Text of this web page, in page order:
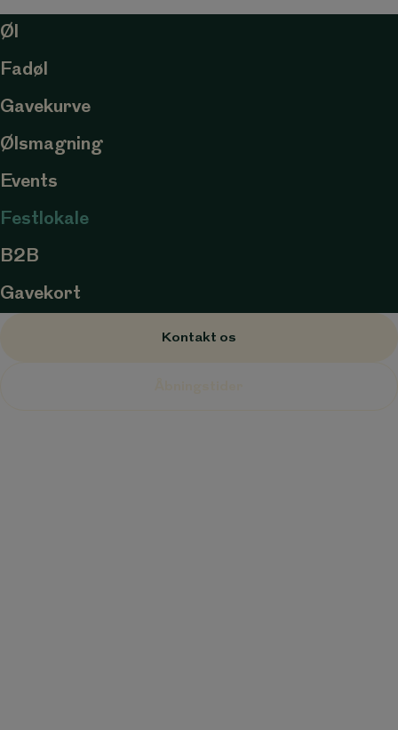
Øl
Fadøl
Gavekurve
Ølsmagning
Events
Festlokale
B2B
Gavekort
Kontakt os